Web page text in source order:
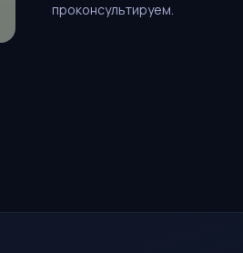
проконсультируем.